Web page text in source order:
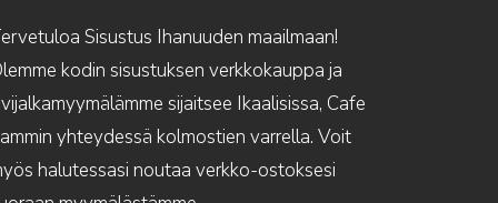
Sisustus Ihanuuden maailmaan!
kodin sisustuksen verkkokauppa ja
sijaitsee Ikaalisissa, Cafe
yhteydessä kolmostien varrella. Voit
halutessasi noutaa verkko-ostoksesi